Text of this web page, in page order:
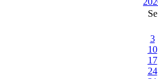
Se
3
10
17
24